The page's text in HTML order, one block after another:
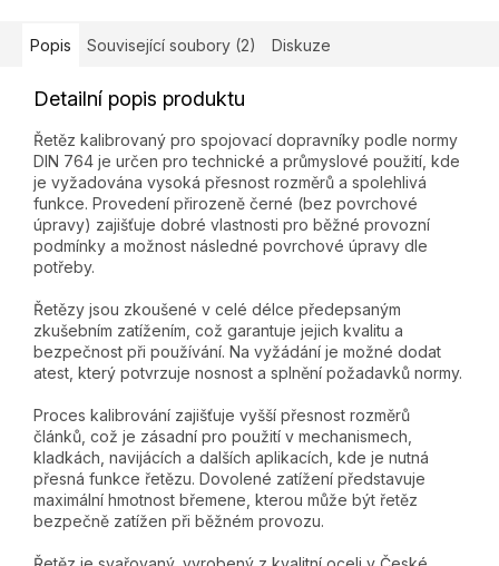
Popis Související soubory (2) Diskuze
Detailní popis produktu
Řetěz kalibrovaný pro spojovací dopravníky podle normy
DIN 764 je určen pro technické a průmyslové použití, kde
je vyžadována vysoká přesnost rozměrů a spolehlivá
funkce. Provedení přirozeně černé (bez povrchové
úpravy) zajišťuje dobré vlastnosti pro běžné provozní
podmínky a možnost následné povrchové úpravy dle
potřeby.
Řetězy jsou zkoušené v celé délce předepsaným
zkušebním zatížením, což garantuje jejich kvalitu a
bezpečnost při používání. Na vyžádání je možné dodat
atest, který potvrzuje nosnost a splnění požadavků normy.
Proces kalibrování zajišťuje vyšší přesnost rozměrů
článků, což je zásadní pro použití v mechanismech,
kladkách, navijácích a dalších aplikacích, kde je nutná
přesná funkce řetězu. Dovolené zatížení představuje
maximální hmotnost břemene, kterou může být řetěz
bezpečně zatížen při běžném provozu.